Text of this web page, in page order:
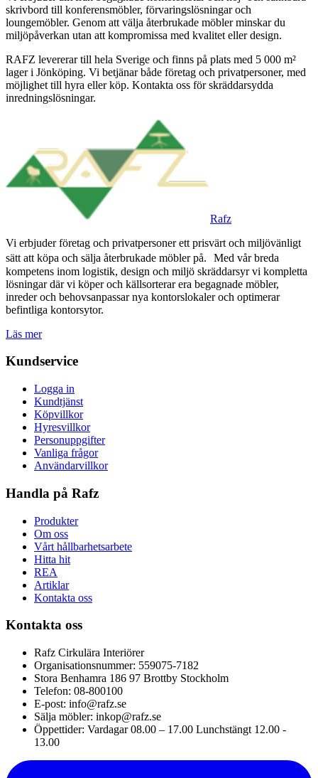
skrivbord till konferensmöbler, förvaringslösningar och
loungemöbler. Genom att välja återbrukade möbler minskar du
miljöpåverkan utan att kompromissa med kvalitet eller design.
RAFZ levererar till hela Sverige och finns på plats med 5 000 m²
lager i Jönköping. Vi betjänar både företag och privatpersoner, med
möjlighet till hyra eller köp. Kontakta oss för skräddarsydda
inredningslösningar.
Rafz
Vi erbjuder företag och privatpersoner ett prisvärt och miljövänligt
sätt att köpa och sälja återbrukade möbler på. Med vår breda
kompetens inom logistik, design och miljö skräddarsyr vi kompletta
lösningar där vi köper och källsorterar era begagnade möbler,
inreder och behovsanpassar nya kontorslokaler och optimerar
befintliga kontorsytor.
Läs mer
Kundservice
Logga in
Kundtjänst
Köpvillkor
Hyresvillkor
Personuppgifter
Vanliga frågor
Användarvillkor
Handla på Rafz
Produkter
Om oss
Vårt hållbarhetsarbete
Hitta hit
REA
Artiklar
Kontakta oss
Kontakta oss
Rafz Cirkulära Interiörer
Organisationsnummer: 559075-7182
Stora Benhamra 186 97 Brottby Stockholm
Telefon: 08-800100
E-post: info@rafz.se
Sälja möbler: inkop@rafz.se
Öppettider: Vardagar 08.00 – 17.00 Lunchstängt 12.00 -
13.00